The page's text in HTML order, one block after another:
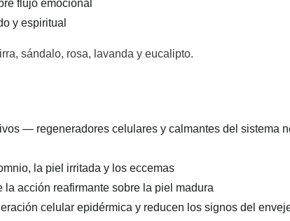
flujo emocional
y espiritual
sándalo, rosa, lavanda y eucalipto.
— regeneradores celulares y calmantes del sistema
la piel irritada y los eccemas
acción reafirmante sobre la piel madura
celular epidérmica y reducen los signos del